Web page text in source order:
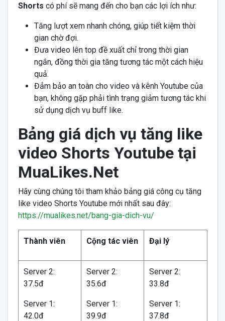
Shorts có phí sẽ mang đến cho bạn các lợi ích như:
Tăng lượt xem nhanh chóng, giúp tiết kiệm thời
gian chờ đợi.
Đưa video lên top đề xuất chỉ trong thời gian
ngắn, đồng thời gia tăng tương tác một cách hiệu
quả.
Đảm bảo an toàn cho video và kênh Youtube của
bạn, không gặp phải tình trạng giảm tương tác khi
sử dụng dịch vụ buff like.
Bảng giá dịch vụ tăng like
video Shorts Youtube tại
MuaLikes.Net
Hãy cùng chúng tôi tham khảo bảng giá công cụ tăng
like video Shorts Youtube mới nhất sau đây:
https://mualikes.net/bang-gia-dich-vu/
Thành viên Cộng tác viên Đại lý
Server 2:
37.5đ
Server 1:
42.0đ
Server 2:
35.6đ
Server 1:
39.9đ
Server 2:
33.8đ
Server 1:
37.8đ